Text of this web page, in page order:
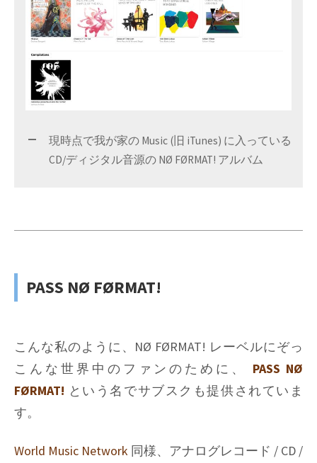
現時点で我が家の Music (旧 iTunes) に入っている
CD/ディジタル音源の NØ FØRMAT! アルバム
PASS NØ FØRMAT!
こんな私のように、NØ FØRMAT! レーベルにぞっ
こんな世界中のファンのために、 PASS NØ
FØRMAT! という名でサブスクも提供されていま
す。
World Music Network 同様、アナログレコード / CD /